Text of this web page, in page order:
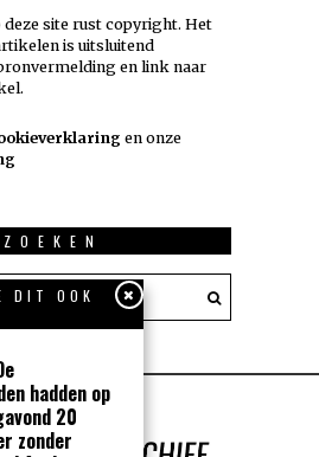
deze site rust copyright. Het
is uitsluitend
en link naar
en onze
ZOEKEN
DIT OOK
hadden op
20
zonder